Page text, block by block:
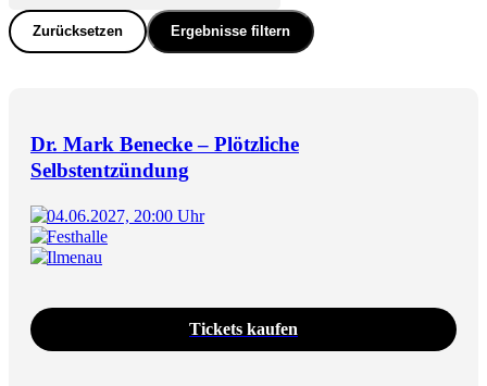
Zurücksetzen Ergebnisse filtern
Dr. Mark Benecke – Plötzliche
Selbstentzündung
04.06.2027, 20:00 Uhr
Festhalle
Ilmenau
Tickets kaufen